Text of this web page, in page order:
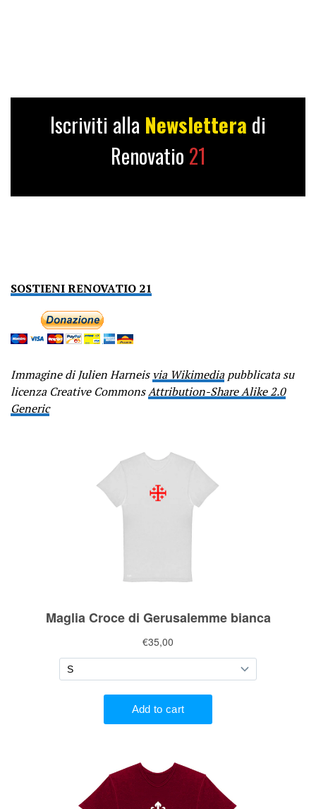
Iscriviti alla Newslettera di
Renovatio 21
SOSTIENI RENOVATIO 21
Immagine di Julien Harneisvia Wikimediapubblicata su
licenza Creative CommonsAttribution-Share Alike 2.0
Generic